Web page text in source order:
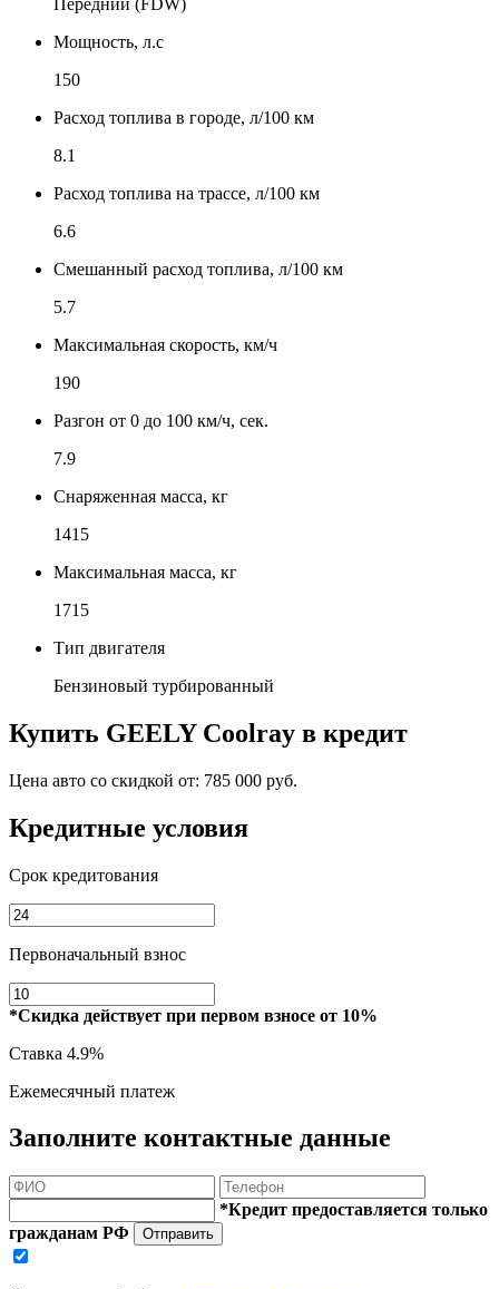
Передний (FDW)
Мощность, л.с
150
Расход топлива в городе, л/100 км
8.1
Расход топлива на трассе, л/100 км
6.6
Смешанный расход топлива, л/100 км
5.7
Максимальная скорость, км/ч
190
Разгон от 0 до 100 км/ч, сек.
7.9
Снаряженная масса, кг
1415
Максимальная масса, кг
1715
Тип двигателя
Бензиновый турбированный
Купить GEELY Coolray в кредит
Цена авто со скидкой от: 785 000 руб.
Кредитные условия
Срок кредитования
Первоначальный взнос
*Скидка действует при первом взносе от 10%
Ставка 4.9%
Ежемесячный платеж
Заполните контактные данные
*Кредит предоставляется только
гражданам РФ
Отправить